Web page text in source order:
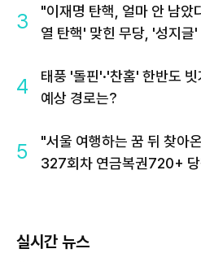
3
"이재명 탄핵, 얼마 안 남았
열 탄핵' 맞힌 무당, '성지글'
4
태풍 '돌핀'·'찬홈' 한반도
예상 경로는?
5
"서울 여행하는 꿈 뒤 찾아
327회차 연금복권720+ 당
실시간 뉴스